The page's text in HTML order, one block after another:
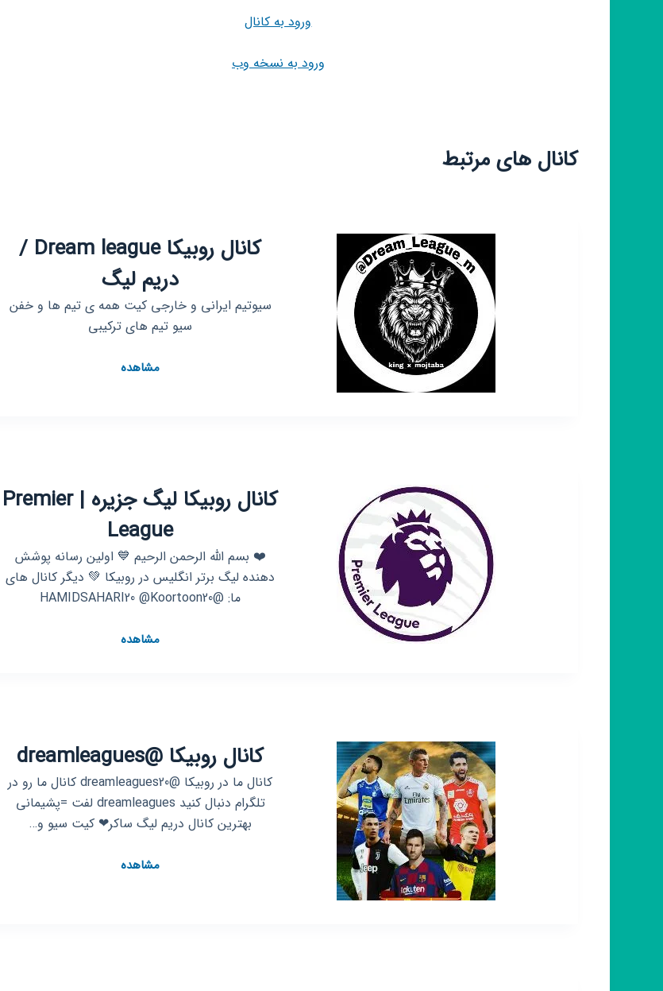
ورود به کانال
ورود به نسخه وب
کانال های مرتبط
کانال روبیکا Dream league /
دریم لیگ
سیوتیم ایرانی و خارجی کیت همه ی تیم ها و خفن
سیو تیم های ترکیبی
مشاهدهکانال
کانال روبیکا لیگ جزیره | Premier
League
❤️ بسم الله الرحمن الرحیم 💙 اولین رسانه پوشش
دهنده لیگ برتر انگلیس در روبیکا 💚 دیگر کانال های
ما: @HAMIDSAHARI20 @Koortoon20
مشاهدهکانال
League
کانال روبیکا @dreamleagues
کانال ما در روبیکا @dreamleagues20 کانال ما رو در
تلگرام دنبال کنید dreamleagues لفت =پشیمانی
بهترین کانال دریم لیگ ساکر❤ کیت سیو و…
مشاهدهکانال